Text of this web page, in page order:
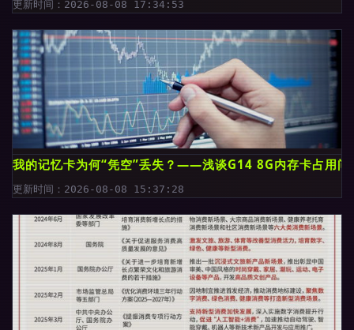
更新时间：2026-08-08 17:34:53
我的记忆卡为何“凭空”丢失？——浅谈G14 8G内存卡占用问
更新时间：2026-08-08 15:37:28